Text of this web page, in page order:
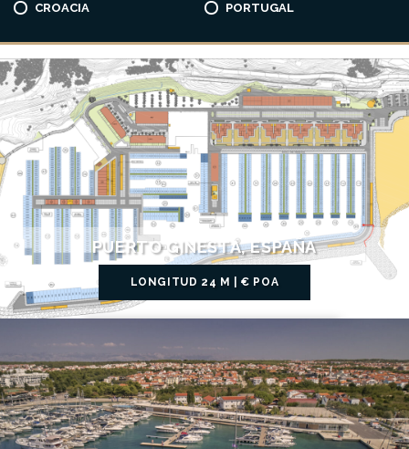
CROACIA PORTUGAL
PUERTO GINESTA, ESPAÑA
LONGITUD 24 M | € POA